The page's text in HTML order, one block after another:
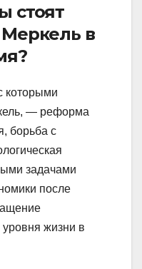
стоят
в
которыми
— реформа
борьба с
задачами
после
жизни в